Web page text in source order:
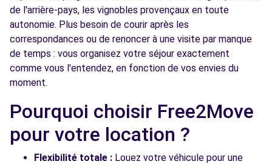
de l'arrière-pays, les vignobles provençaux en toute
autonomie. Plus besoin de courir après les
correspondances ou de renoncer à une visite par manque
de temps : vous organisez votre séjour exactement
comme vous l'entendez, en fonction de vos envies du
moment.
Pourquoi choisir Free2Move
pour votre location ?
Flexibilité totale : Louez votre véhicule pour une